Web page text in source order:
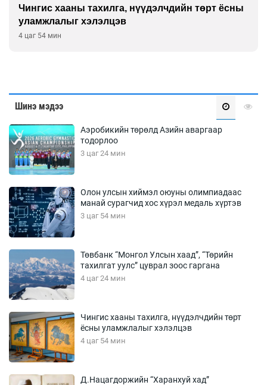
Чингис хааны тахилга, нүүдэлчдийн төрт ёсны
уламжлалыг хэлэлцэв
4 цаг 54 мин
Шинэ мэдээ
Аэробикийн төрөлд Азийн аваргаар
тодорлоо
3 цаг 24 мин
Олон улсын хиймэл оюуны олимпиадаас
манай сурагчид хос хүрэл медаль хүртэв
3 цаг 54 мин
Төвбанк “Монгол Улсын хаад”, “Төрийн
тахилгат уулс” цуврал зоос гаргана
4 цаг 24 мин
Чингис хааны тахилга, нүүдэлчдийн төрт
ёсны уламжлалыг хэлэлцэв
4 цаг 54 мин
Д.Нацагдоржийн “Харанхуй хад”